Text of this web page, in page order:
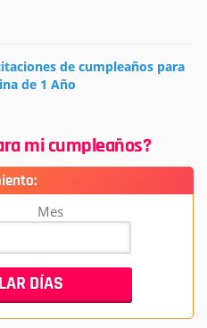
de cumpleaños para
de 1 Año
mi cumpleaños?
Mes